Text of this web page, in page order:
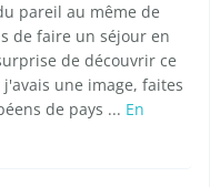
pareil au même de
de faire un séjour en
de découvrir ce
une image, faites
de pays ... En